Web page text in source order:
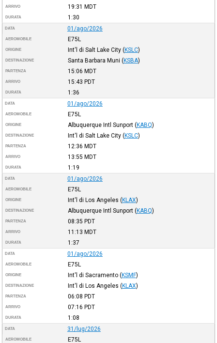
ARRIVO 19:31 MDT
DURATA 1:30
DATA 01/ago/2026
AEROMOBILE E75L
ORIGINE Int'l di Salt Lake City (KSLC)
DESTINAZIONE Santa Barbara Muni (KSBA)
PARTENZA 15:06 MDT
ARRIVO 15:43 PDT
DURATA 1:36
DATA 01/ago/2026
AEROMOBILE E75L
ORIGINE Albuquerque Intl Sunport (KABQ)
DESTINAZIONE Int'l di Salt Lake City (KSLC)
PARTENZA 12:36 MDT
ARRIVO 13:55 MDT
DURATA 1:19
DATA 01/ago/2026
AEROMOBILE E75L
ORIGINE Int'l di Los Angeles (KLAX)
DESTINAZIONE Albuquerque Intl Sunport (KABQ)
PARTENZA 08:35 PDT
ARRIVO 11:13 MDT
DURATA 1:37
DATA 01/ago/2026
AEROMOBILE E75L
ORIGINE Int'l di Sacramento (KSMF)
DESTINAZIONE Int'l di Los Angeles (KLAX)
PARTENZA 06:08 PDT
ARRIVO 07:16 PDT
DURATA 1:08
DATA 31/lug/2026
AEROMOBILE E75L